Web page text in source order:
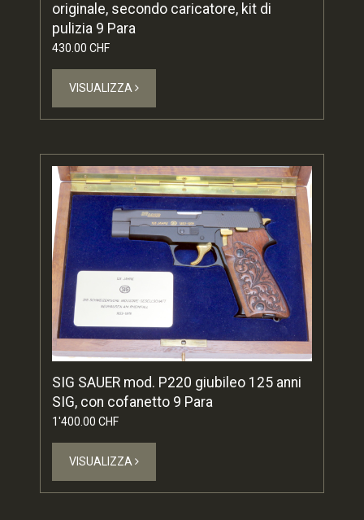
originale, secondo caricatore, kit di
pulizia 9 Para
430.00 CHF
VISUALIZZA
SIG SAUER mod. P220 giubileo 125 anni
SIG, con cofanetto 9 Para
1'400.00 CHF
VISUALIZZA